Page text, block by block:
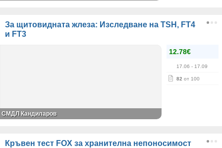
За щитовидната жлеза: Изследване на TSH, FT4
и FT3
12.78€
17.06 - 17.09
82 от 100
СМДЛ Кандиларов
Кръвен тест FOX за хранителна непоносимост